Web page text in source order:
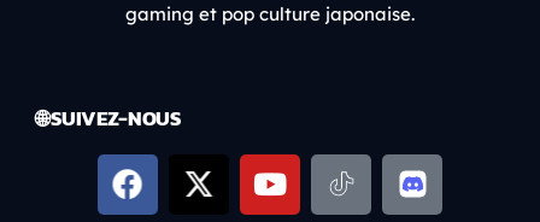
gaming et pop culture japonaise.
🌐 SUIVEZ-NOUS